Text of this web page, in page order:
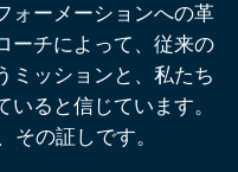
ォーメーションへの革
ーチによって、従来の
ミッションと、私たち
ると信じています。
その証しです。